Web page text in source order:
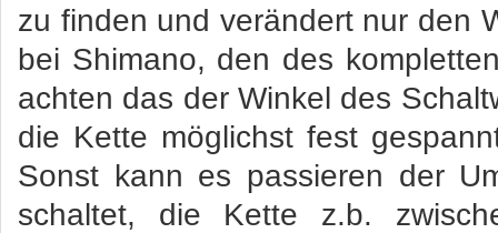
zu finden und verändert nur den
bei Shimano, den des
achten das der Winkel des
die Kette möglichst fest
Sonst kann es passieren der
schaltet, die Kette z.b.